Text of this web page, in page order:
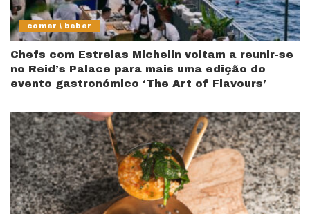
comer \ beber
Chefs com Estrelas Michelin voltam a reunir-se
no Reid’s Palace para mais uma edição do
evento gastronómico ‘The Art of Flavours’